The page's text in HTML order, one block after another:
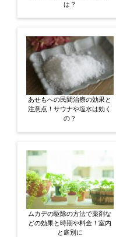
は？
あせもへの民間治療の効果と
注意点！サウナや塩水は効く
の？
ムカデの駆除の方法で薬剤な
どの効果と時期や料金！室内
と庭別に